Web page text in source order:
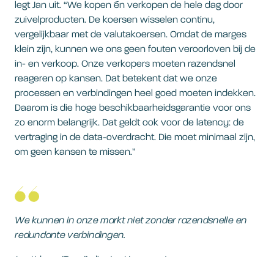
legt Jan uit. “We kopen én verkopen de hele dag door
zuivelproducten. De koersen wisselen continu,
vergelijkbaar met de valutakoersen. Omdat de marges
klein zijn, kunnen we ons geen fouten veroorloven bij de
in- en verkoop. Onze verkopers moeten razendsnel
reageren op kansen. Dat betekent dat we onze
processen en verbindingen heel goed moeten indekken.
Daarom is die hoge beschikbaarheidsgarantie voor ons
zo enorm belangrijk. Dat geldt ook voor de latency: de
vertraging in de data-overdracht. Die moet minimaal zijn,
om geen kansen te missen.”
We kunnen in onze markt niet zonder razendsnelle en
redundante verbindingen.